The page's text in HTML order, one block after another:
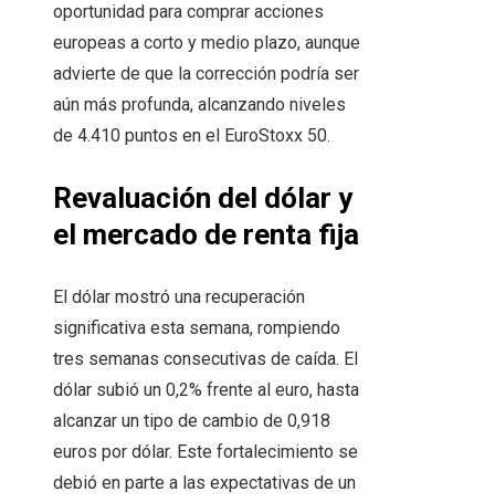
oportunidad para comprar acciones
europeas a corto y medio plazo, aunque
advierte de que la corrección podría ser
aún más profunda, alcanzando niveles
de 4.410 puntos en el EuroStoxx 50.
Revaluación del dólar y
el mercado de renta fija
El dólar mostró una recuperación
significativa esta semana, rompiendo
tres semanas consecutivas de caída. El
dólar subió un 0,2% frente al euro, hasta
alcanzar un tipo de cambio de 0,918
euros por dólar. Este fortalecimiento se
debió en parte a las expectativas de un